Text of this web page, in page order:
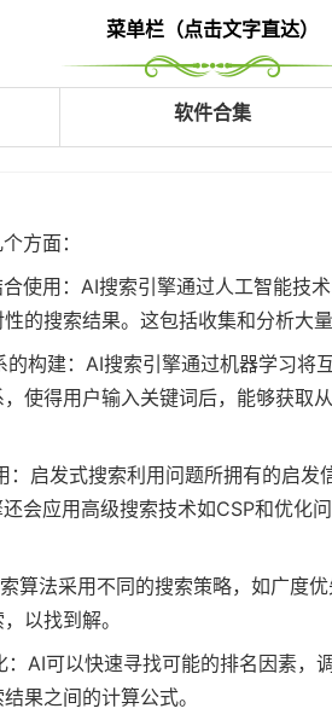
菜单栏（点击文字直达）
软件合集
方面：
使用：AI搜索引擎通过人工智能技
的搜索结果。这包括收集和分析大
构建：AI搜索引擎通过机器学习将
使得用户输入关键词后，能够获取
启发式搜索利用问题所拥有的启发
会应用高级搜索技术如CSP和优化
算法采用不同的搜索策略，如广度
以找到解。
AI可以快速寻找可能的排名因素，
果之间的计算公式。